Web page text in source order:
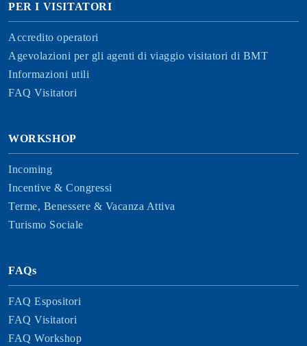
PER I VISITATORI
Accredito operatori
Agevolazioni per gli agenti di viaggio visitatori di BMT
Informazioni utili
FAQ Visitatori
WORKSHOP
Incoming
Incentive & Congressi
Terme, Benessere & Vacanza Attiva
Turismo Sociale
FAQs
FAQ Espositori
FAQ Visitatori
FAQ Workshop